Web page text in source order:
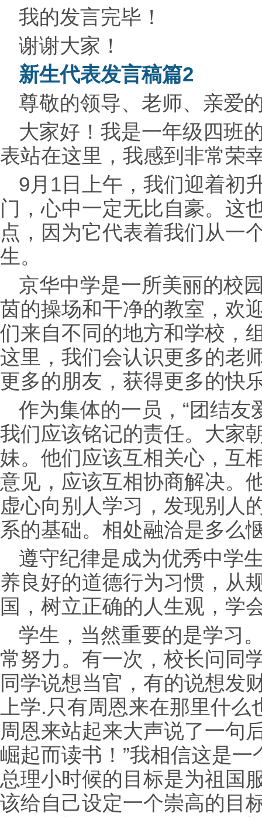
我的发言完毕！
谢谢大家！
新生代表发言稿篇2
尊敬的领导、老师、亲爱
大家好！我是一年级四班
表站在这里，我感到非常荣
9月1日上午，我们迎着初
门，心中一定无比自豪。这
点，因为它代表着我们从一
生。
京华中学是一所美丽的校
茵的操场和干净的教室，欢
们来自不同的地方和学校，
这里，我们会认识更多的老
更多的朋友，获得更多的
作为集体的一员，“团结友
我们应该铭记的责任。大家
妹。他们应该互相关心，互
意见，应该互相协商解决。
虚心向别人学习，发现别人
系的基础。相处融洽是多么
遵守纪律是成为优秀中学
养良好的道德行为习惯，从
国，树立正确的人生观，学
学生，当然重要的是学习
常努力。有一次，校长问同
同学说想当官，有的说想发
上学.只有周恩来在那里什
周恩来站起来大声说了一句
崛起而读书！”我相信这是
总理小时候的目标是为祖国
该给自己设定一个崇高的目